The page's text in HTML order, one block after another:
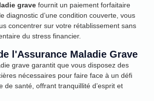
grave fournit un paiement forfaitaire
diagnostic d’une condition couverte, vous
concentrer sur votre rétablissement sans
du stress financier.
l'Assurance Maladie Grave
grave garantit que vous disposez des
nécessaires pour faire face à un défi
de santé, offrant tranquillité d’esprit et